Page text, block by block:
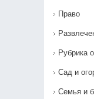
Право
Рубрика
Сад и
Семья и